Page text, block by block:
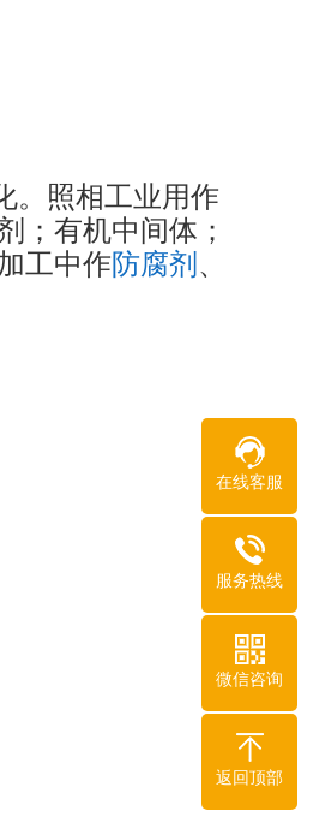
。照相工业用作
；有机中间体；
工中作防腐剂 、
在线客服
服务热线
微信咨询
返回顶部